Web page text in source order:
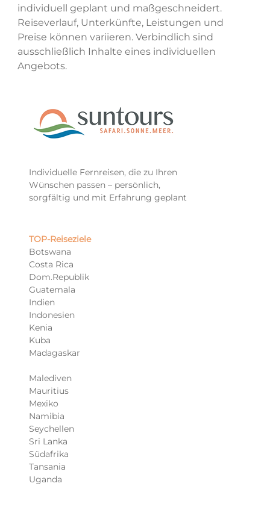
individuell geplant und maßgeschneidert.
Reiseverlauf, Unterkünfte, Leistungen und
Preise können variieren. Verbindlich sind
ausschließlich Inhalte eines individuellen
Angebots.
Individuelle Fernreisen, die zu Ihren
Wünschen passen – persönlich,
sorgfältig und mit Erfahrung geplant
TOP-Reiseziele​
Botswana
Costa Rica
Dom.Republik
Guatemala
Indien
Indonesien
Kenia
Kuba
Madagaskar
Malediven
Mauritius
Mexiko
Namibia
Seychellen
Sri Lanka
Südafrika
Tansania
Uganda